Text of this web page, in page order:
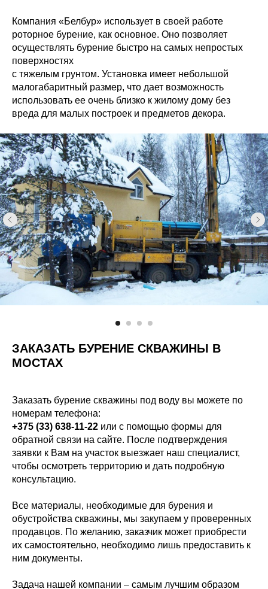
Компания «Белбур» использует в своей работе
роторное бурение, как основное. Оно позволяет
осуществлять бурение быстро на самых непростых
поверхностях
с тяжелым грунтом. Установка имеет небольшой
малогабаритный размер, что дает возможность
использовать ее очень близко к жилому дому без
вреда для малых построек и предметов декора.
ЗАКАЗАТЬ БУРЕНИЕ СКВАЖИНЫ В
МОСТАХ
Заказать бурение скважины под воду вы можете по
номерам телефона:
+375 (33) 638-11-22 или с помощью формы для
обратной связи на сайте. После подтверждения
заявки к Вам на участок выезжает наш специалист,
чтобы осмотреть территорию и дать подробную
консультацию.
Все материалы, необходимые для бурения и
обустройства скважины, мы закупаем у проверенных
продавцов. По желанию, заказчик может приобрести
их самостоятельно, необходимо лишь предоставить к
ним документы.
Задача нашей компании – самым лучшим образом